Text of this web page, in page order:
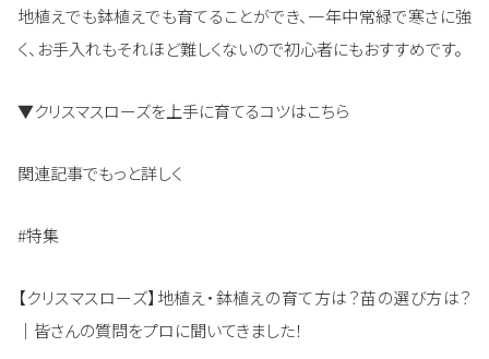
地植えでも鉢植えでも育てることができ、一年中常緑で寒さに強
く、お手入れもそれほど難しくないので初心者にもおすすめです。
▼クリスマスローズを上手に育てるコツはこちら
関連記事でもっと詳しく
#特集
【クリスマスローズ】地植え・鉢植えの育て方は？苗の選び方は？
｜皆さんの質問をプロに聞いてきました！